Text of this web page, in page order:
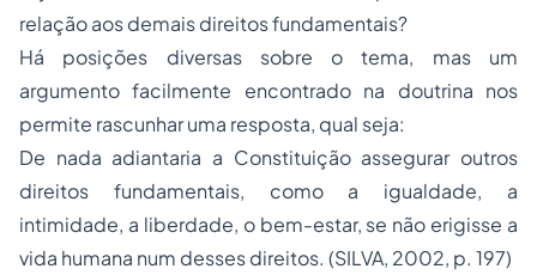
relação aos demais direitos fundamentais?
Há posições diversas sobre o tema, mas um
argumento facilmente encontrado na doutrina nos
permite rascunhar uma resposta, qual seja:
De nada adiantaria a Constituição assegurar outros
direitos fundamentais, como a igualdade, a
intimidade, a liberdade, o bem-estar, se não erigisse a
vida humana num desses direitos. (SILVA, 2002, p. 197)